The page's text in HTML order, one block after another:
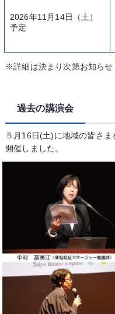
2026年11月14日（土）
予定
※詳細は決まり次第お知らせ
過去の講演会
５月16日(土)に地域の皆さ
開催しました。